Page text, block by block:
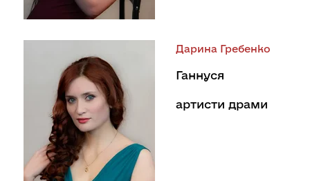
Дарина Гребенко
Ганнуся
артисти драми